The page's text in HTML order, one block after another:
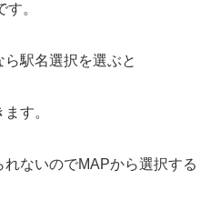
。
駅名選択を選ぶと
す。
ないのでMAPから選択する